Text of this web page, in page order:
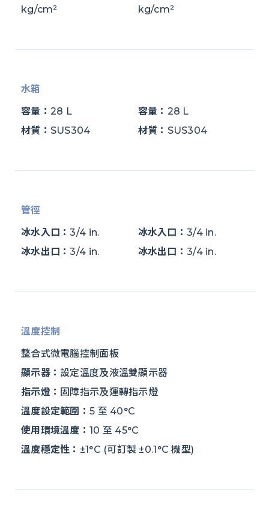
kg/cm² kg/cm²
水箱
容量： 28 L
材質： SUS304
容量： 28 L
材質： SUS304
管徑
冰水入口：3/4 in.
冰水出口：3/4 in.
冰水入口：3/4 in.
冰水出口：3/4 in.
溫度控制
整合式微電腦控制面板
顯示器：設定溫度及液溫雙顯示器
指示燈： 固障指示及運轉指示燈
溫度設定範圍： 5 至 40°C
使用環境溫度： 10 至 45°C
溫度穩定性： ±1°C (可訂製 ±0.1°C 機型)